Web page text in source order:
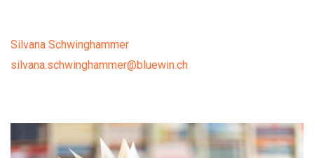
Silvana Schwinghammer
silvana.schwinghammer@bluewin.ch